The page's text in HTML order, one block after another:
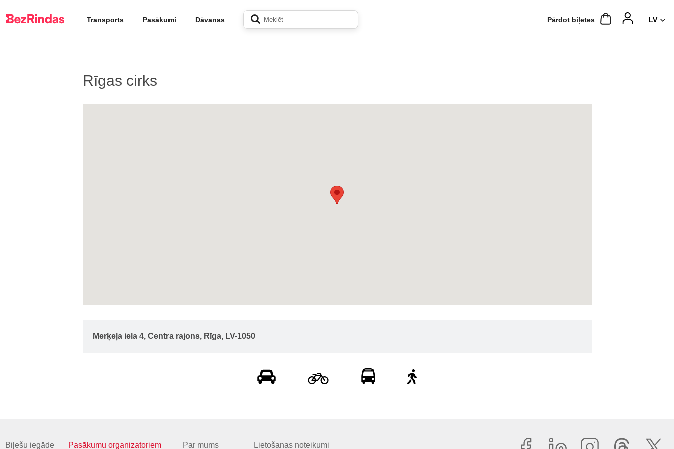
Transports Pasākumi Dāvanas Pārdot biļetes
Rīgas cirks
Merķeļa iela 4, Centra rajons, Rīga, LV-1050
Biļešu iegāde Pasākumu organizatoriem Par mums Lietošanas noteikumi